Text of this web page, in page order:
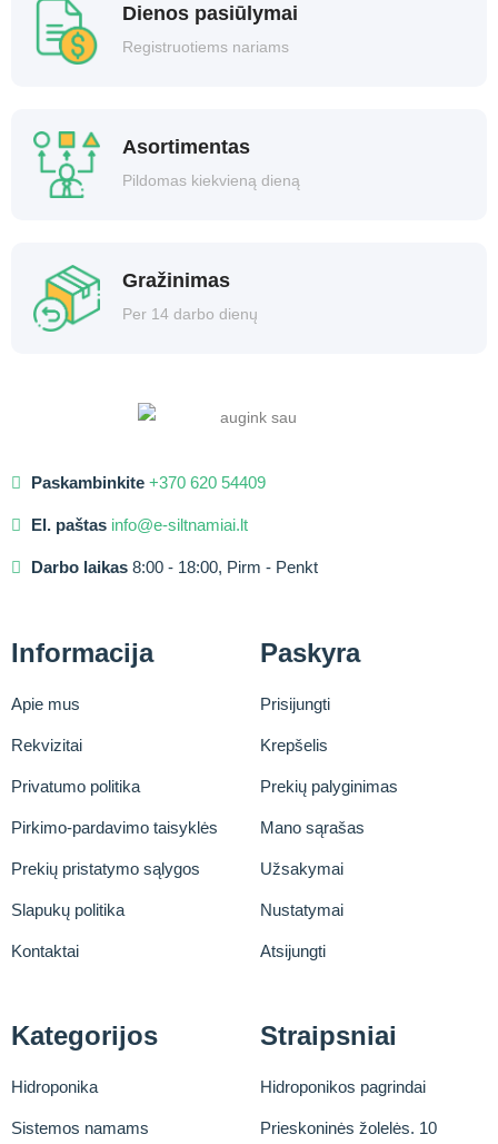
Dienos pasiūlymai
Registruotiems nariams
Asortimentas
Pildomas kiekvieną dieną
Gražinimas
Per 14 darbo dienų
Paskambinkite +370 620 54409
El. paštas info@e-siltnamiai.lt
Darbo laikas 8:00 - 18:00, Pirm - Penkt
Informacija
Apie mus
Rekvizitai
Privatumo politika
Pirkimo-pardavimo taisyklės
Prekių pristatymo sąlygos
Slapukų politika
Kontaktai
Paskyra
Prisijungti
Krepšelis
Prekių palyginimas
Mano sąrašas
Užsakymai
Nustatymai
Atsijungti
Kategorijos
Hidroponika
Sistemos namams
Straipsniai
Hidroponikos pagrindai
Prieskoninės žolelės. 10